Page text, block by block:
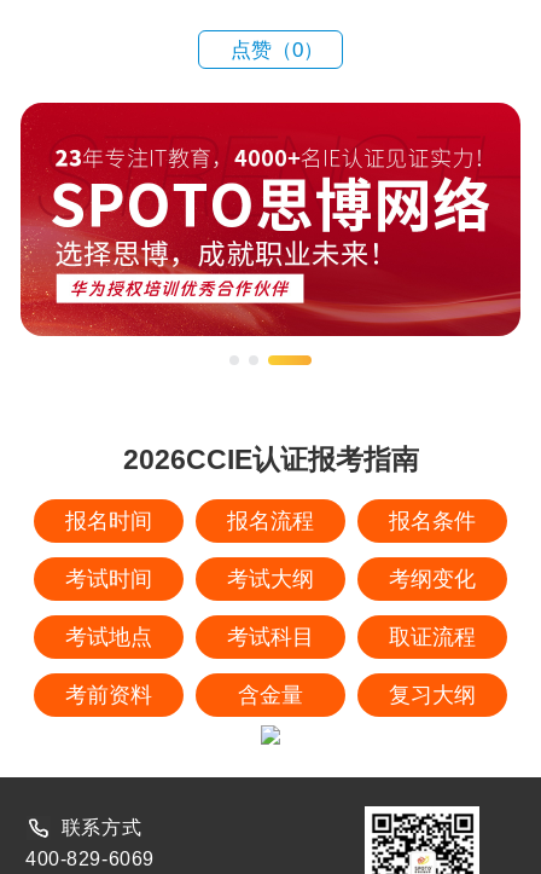
点赞（0）
2026CCIE认证报考指南
报名时间 报名流程 报名条件
考试时间 考试大纲 考纲变化
考试地点 考试科目 取证流程
考前资料 含金量 复习大纲
联系方式
400-829-6069